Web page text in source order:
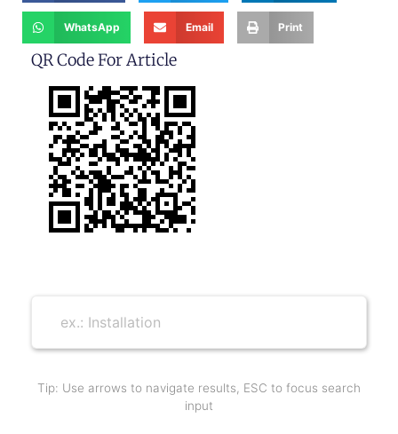
WhatsApp Email Print
QR Code For Article
Tip: Use arrows to navigate results, ESC to focus search
input